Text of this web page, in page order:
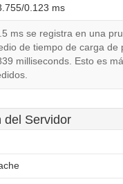
0.123 ms
ms se registra en una
de tiempo de carga de
milliseconds. Esto es
del Servidor